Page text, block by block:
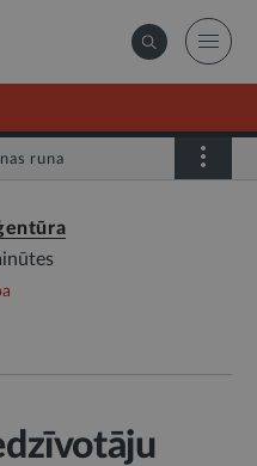
runa